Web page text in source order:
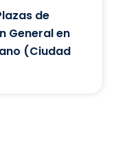
de
General en
(Ciudad